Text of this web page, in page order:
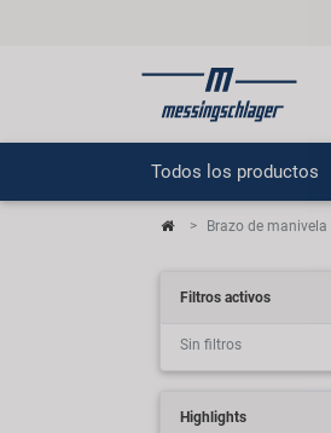
Todos los productos
Brazo de manivela
Filtros activos
Sin filtros
Highlights